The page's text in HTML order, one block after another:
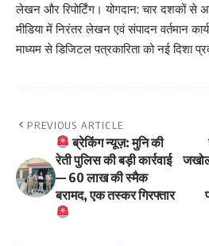
लेखन और रिपोर्टिंग। योगदान: चार दशकों
मीडिया में निरंतर लेखन एवं संपादन वर्तमान
माध्यम से डिजिटल पत्रकारिता को नई दिशा
PREVIOUS ARTICLE
ब्रेकिंग न्यूज़: मुनि की
रेती पुलिस की बड़ी कार्रवाई
— 60 लाख की स्मैक
बरामद, एक तस्कर गिरफ्तार